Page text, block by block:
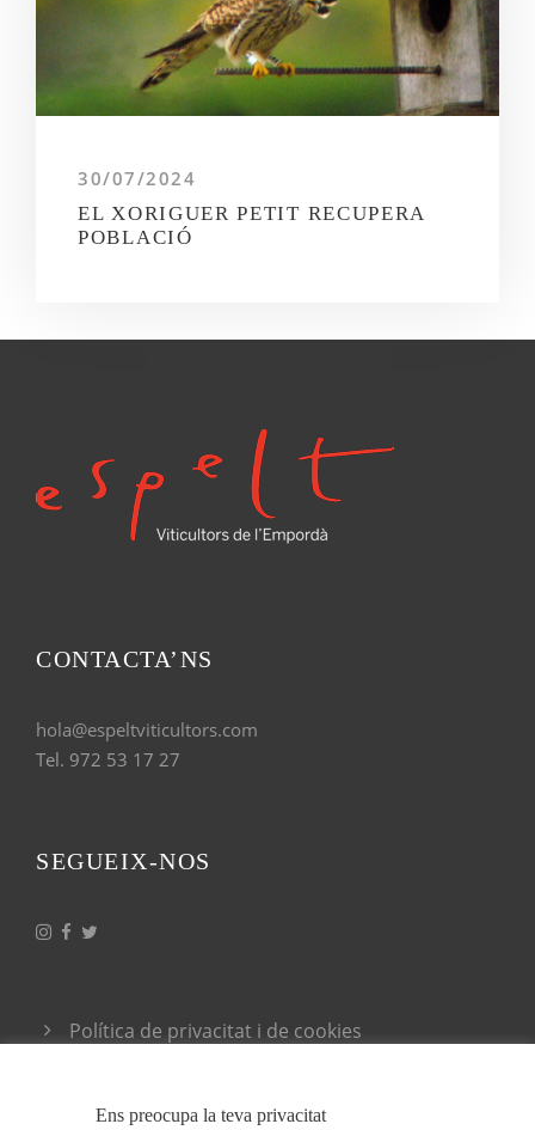
30/07/2024
EL XORIGUER PETIT RECUPERA
POBLACIÓ
CONTACTA’NS
hola@espeltviticultors.com
Tel. 972 53 17 27
SEGUEIX-NOS
Política de privacitat i de cookies
Ens preocupa la teva privacitat